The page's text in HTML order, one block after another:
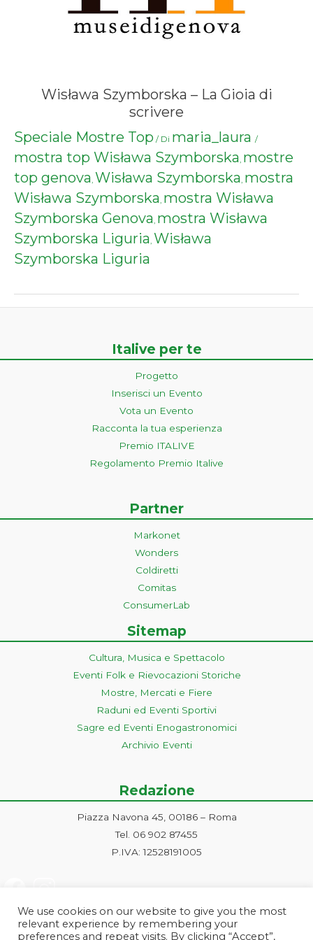
Wisława Szymborska – La Gioia di
scrivere
Speciale Mostre Top / Di maria_laura /
mostra top Wisława Szymborska, mostre
top genova, Wisława Szymborska, mostra
Wisława Szymborska, mostra Wisława
Szymborska Genova, mostra Wisława
Szymborska Liguria, Wisława
Szymborska Liguria
Italive per te
Progetto
Inserisci un Evento
Vota un Evento
Racconta la tua esperienza
Premio ITALIVE
Regolamento Premio Italive
Partner
Markonet
Wonders
Coldiretti
Comitas
ConsumerLab
Sitemap
Cultura, Musica e Spettacolo
Eventi Folk e Rievocazioni Storiche
Mostre, Mercati e Fiere
Raduni ed Eventi Sportivi
Sagre ed Eventi Enogastronomici
Archivio Eventi
Redazione
Piazza Navona 45, 00186 – Roma
Tel. 06 902 87455
P.IVA: 12528191005
We use cookies on our website to give you the most
relevant experience by remembering your
preferences and repeat visits. By clicking “Accept”,